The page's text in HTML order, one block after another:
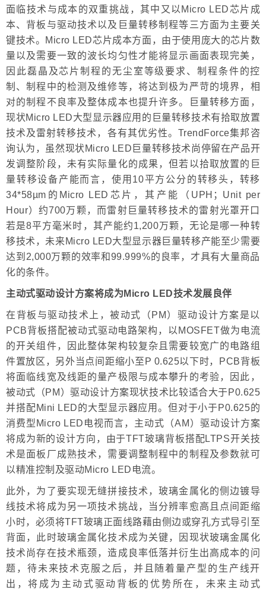
面临技术与成本的双重挑战，其中又以Micro LED芯片成
本、背板与驱动技术以及巨量转移制程等三方面为主要关
键技术。Micro LED芯片成本方面，由于使用庞大的芯片数
量以及需要一致的波长均匀性才能将显示画面表现完美，
因此磊晶及芯片制程的无尘室等级要求、制程条件的控
制、制程中的检测及维修等，将达到极为严苛的境界，相
对的制程不良率及整体成本也提升许多。巨量转移方面，
现状Micro LED大型显示器应用的巨量转移技术有拾取放置
技术及雷射转移技术，各有其优劣性。TrendForce集邦咨
询认为，虽然现状Micro LED巨量转移技术尚停留在产品开
发调整阶段，未有实际量化的成果，但若以拾取放置的巨
量转移设备产能而言，使用10平方公分的转移头，转移
34*58µm的Micro LED芯片，其产能（UPH；Unit per
Hour）约700万颗，而雷射巨量转移技术的雷射光罩开口
若是8平方毫米时，其产能约1,200万颗，无论是哪一种转
移技术，未来Micro LED大型显示器巨量转移产能至少需要
达到2,000万颗的效率和99.999%的良率，才具有大量商品
化的条件。
主动式驱动设计方案将成为Micro LED技术发展良伴
在背板与驱动技术上，被动式（PM）驱动设计方案是以
PCB背板搭配被动式驱动电路架构，以MOSFET做为电流
的开关组件，因此整体架构较复杂且需要较宽广的电路组
件置放区，另外当点间距缩小至P 0.625以下时，PCB背板
将面临线宽及线距的量产极限与成本攀升的考验，因此，
被动式（PM）驱动设计方案现状技术比较适合大于P0.625
并搭配Mini LED的大型显示器应用。但对于小于P0.625的
消费型Micro LED电视而言，主动式（AM）驱动设计方案
将成为新的设计方向，由于TFT玻璃背板搭配LTPS开关技
术是面板厂成熟技术，需要调整制程中的制程及参数就可
以精准控制及驱动Micro LED电流。
此外，为了要实现无缝拼接技术，玻璃金属化的侧边镀导
线技术将成为另一项技术挑战，当分辨率愈高且点间距缩
小时，必须将TFT玻璃正面线路藉由侧边或穿孔方式导引至
背面，此时玻璃金属化技术成为关键，因现状玻璃金属化
技术尚存在技术瓶颈，造成良率低落并衍生出高成本的问
题，待未来技术克服之后，并且随着量产型的生产线开
出，将成为主动式驱动背板的优势所在，未来主动式